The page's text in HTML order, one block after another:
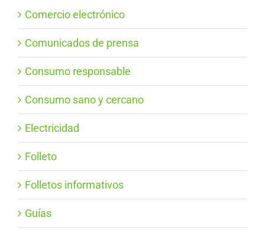
Comercio electrónico
Comunicados de prensa
Consumo responsable
Consumo sano y cercano
Electricidad
Folleto
Folletos informativos
Guías